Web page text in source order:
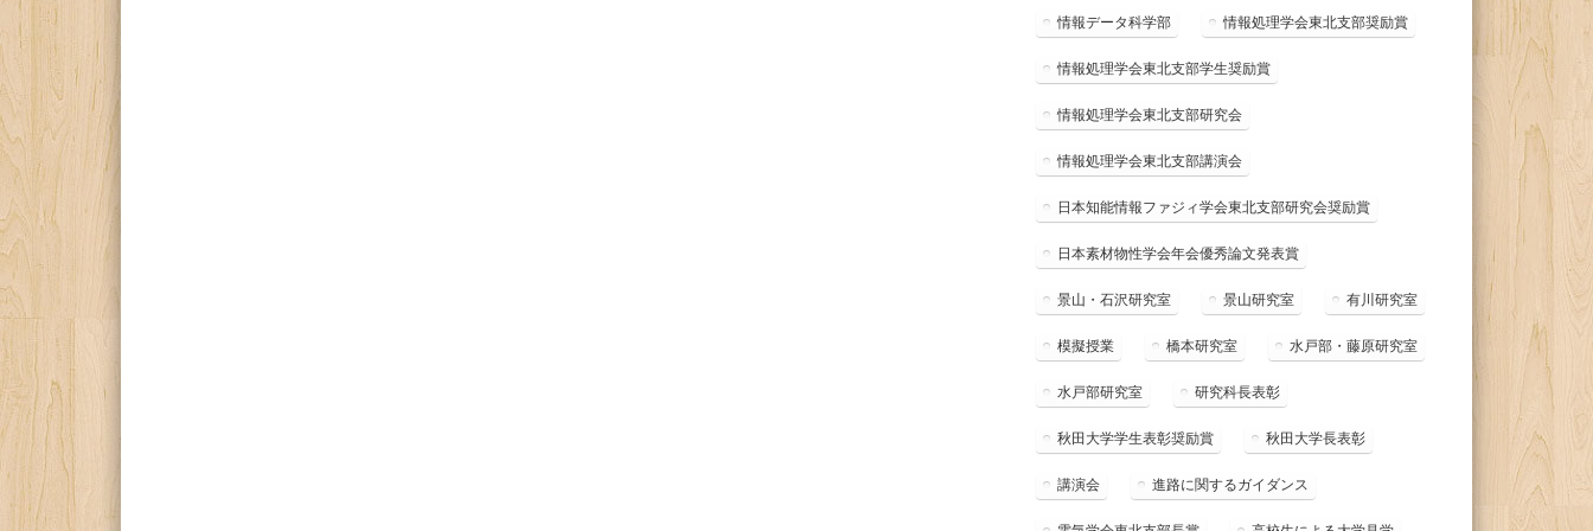
情報データ科学部 情報処理学会東北支部奨励賞
情報処理学会東北支部学生奨励賞
情報処理学会東北支部研究会
情報処理学会東北支部講演会
日本知能情報ファジィ学会東北支部研究会奨励賞
日本素材物性学会年会優秀論文発表賞
景山・石沢研究室 景山研究室 有川研究室
模擬授業 橋本研究室 水戸部・藤原研究室
水戸部研究室 研究科長表彰
秋田大学学生表彰奨励賞 秋田大学長表彰
講演会 進路に関するガイダンス